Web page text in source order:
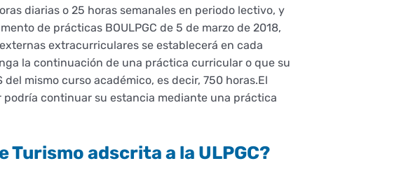
diarias o 25 horas semanales en periodo lectivo, y
de prácticas BOULPGC de 5 de marzo de 2018,
extracurriculares se establecerá en cada
la continuación de una práctica curricular o que su
mismo curso académico, es decir, 750 horas.El
continuar su estancia mediante una práctica
adscrita a la ULPGC?